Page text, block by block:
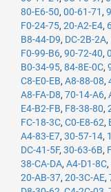
80-E6-50, 00-61-71 ,
F0-24-75, 20-A2-E4,
B8-44-D9, DC-2B-2A,
F0-99-B6, 90-72-40,
B0-34-95, 84-8E-0C,
C8-E0-EB, A8-88-08,
A8-FA-D8, 70-14-A6,
E4-B2-FB, F8-38-80,
FC-18-3C, C0-E8-62,
A4-83-E7, 30-57-14,
DC-41-5F, 30-63-6B,
38-CA-DA, A4-D1-8C,
20-AB-37, 20-3C-AE,